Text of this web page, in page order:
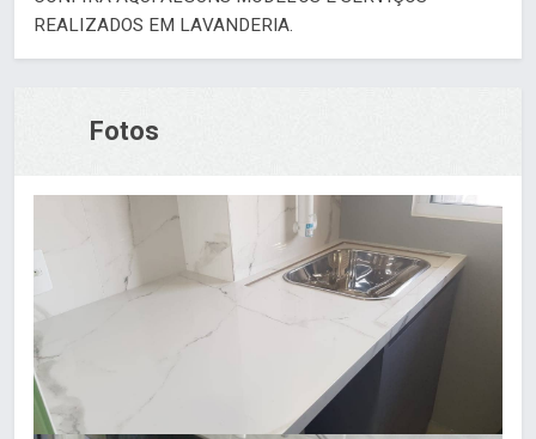
REALIZADOS EM LAVANDERIA.
Fotos